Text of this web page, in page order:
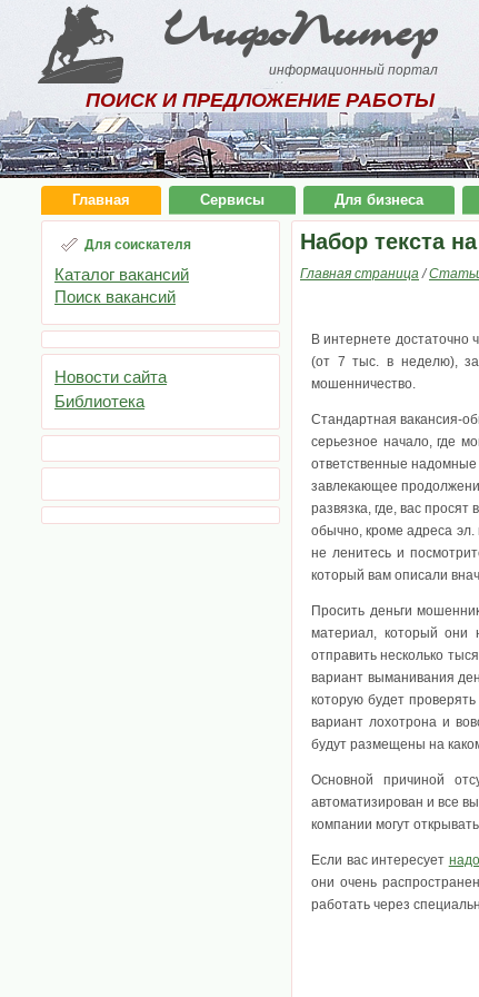
ИнфоПитер
информационный портал
ПОИСК И ПРЕДЛОЖЕНИЕ РАБОТЫ
Главная Сервисы Для бизнеса
Для соискателя
Каталог вакансий
Поиск вакансий
Новости сайта
Библиотека
Набор текста
Главная страница/
В интернете достаточно
(от 7 тыс. в неделю),
мошенничество.
Стандартная вакансия-
серьезное начало, где
ответственные надомные
завлекающее
развязка, где, вас
обычно, кроме адреса эл.
не ленитесь и
который вам описали
Просить деньги
материал, который они
отправить несколько
вариант выманивания
которую будет
вариант лохотрона и
будут размещены на
Основной причиной
автоматизирован и все
компании могут
Если вас интересует
они очень
работать через